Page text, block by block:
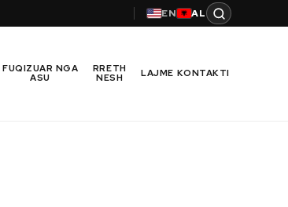
EN AL
FUQIZUAR NGA
ASU
RRETH
NESH LAJME KONTAKTI